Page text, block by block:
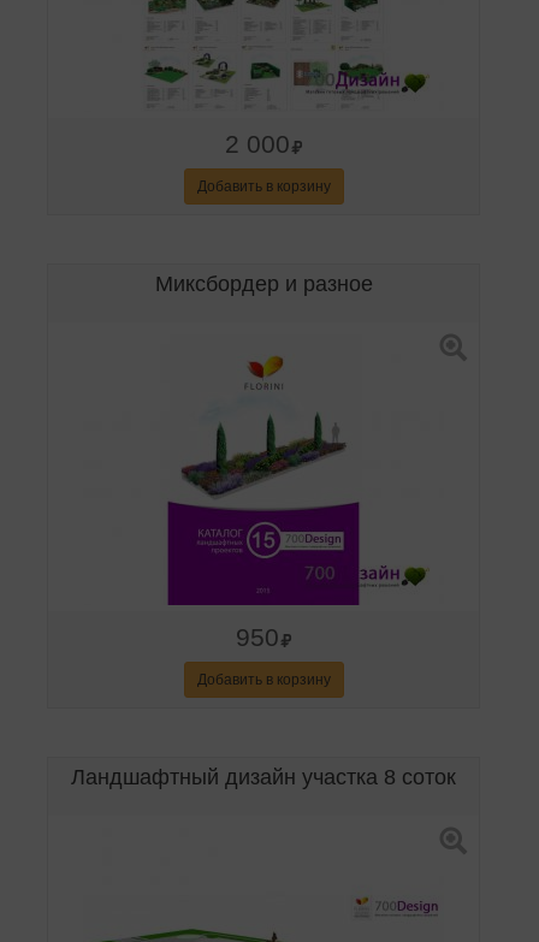
2 000
Добавить в корзину
Миксбордер и разное
950
Добавить в корзину
Ландшафтный дизайн участка 8 соток